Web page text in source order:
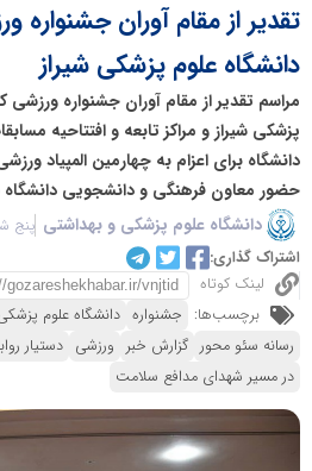
تقدیر از مقام آوران جشنواره
دانشگاه علوم پزشکی شیراز
مراسم تقدیر از مقام آوران جشنواره ورزشی
پزشکی شیراز و مراکز تابعه و افتتاحیه
دانشگاه برای اعزام به چهارمین المپیاد
حضور معاون فرهنگی و دانشجویی دانشگاه
دانشگاه علوم پزشکی و بهداشتی پنج شنبه 29
اشتراک گذاری:
لینک کوتاه
برچسب‌ها: جشنواره دانشگاه علوم
رسانه سئو محور گزارش خبر ورزشی دستیار
در مسیر شهدای مدافع سلامت